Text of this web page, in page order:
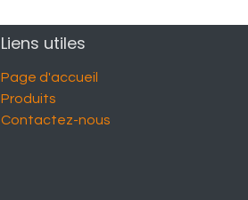
Liens utiles
Page d'accueil
Produits
Contactez-nous